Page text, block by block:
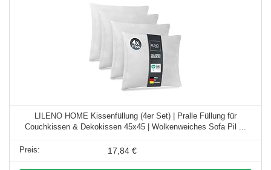
LILENO HOME Kissenfüllung (4er Set) | Pralle Füllung für
Couchkissen & Dekokissen 45x45 | Wolkenweiches Sofa Pil ...
17,84 €